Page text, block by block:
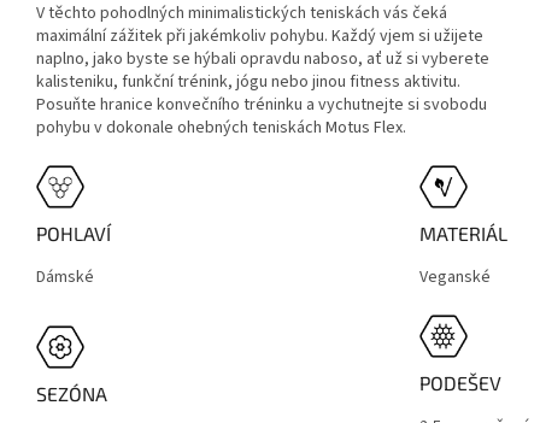
V těchto pohodlných minimalistických teniskách vás čeká
maximální zážitek při jakémkoliv pohybu. Každý vjem si užijete
naplno, jako byste se hýbali opravdu naboso, ať už si vyberete
kalisteniku, funkční trénink, jógu nebo jinou fitness aktivitu.
Posuňte hranice konvečního tréninku a vychutnejte si svobodu
pohybu v dokonale ohebných teniskách Motus Flex.
POHLAVÍ
Dámské
MATERIÁL
Veganské
SEZÓNA PODEŠEV